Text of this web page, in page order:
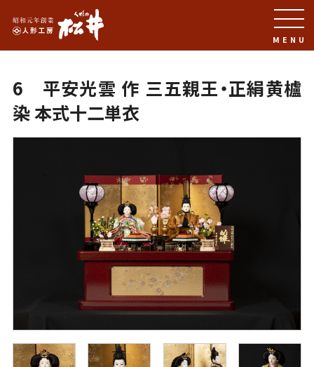
MENU
6 平安光雲 作 三五親王・正絹黄櫨
染 本式十二単衣